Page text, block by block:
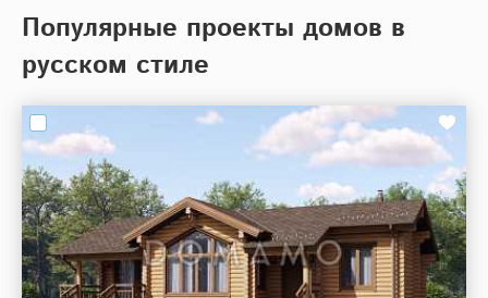
Популярные проекты домов в
русском стиле